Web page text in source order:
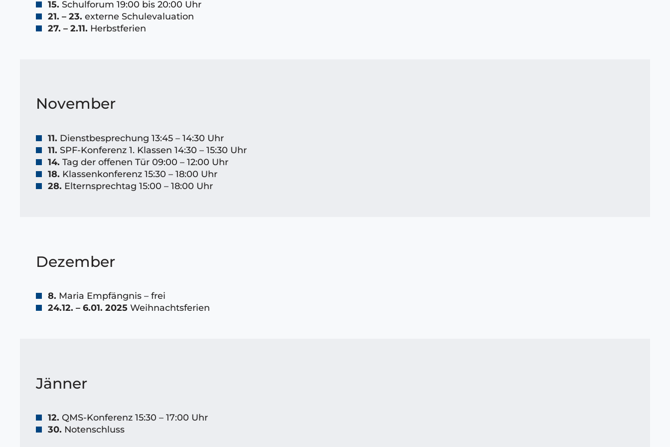
15. Schulforum 19:00 bis 20:00 Uhr
21. – 23. externe Schulevaluation
27. – 2.11. Herbstferien
November
11. Dienstbesprechung 13:45 – 14:30 Uhr
11. SPF-Konferenz 1. Klassen 14:30 – 15:30 Uhr
14. Tag der offenen Tür 09:00 – 12:00 Uhr
18. Klassenkonferenz 15:30 – 18:00 Uhr
28. Elternsprechtag 15:00 – 18:00 Uhr
Dezember
8. Maria Empfängnis – frei
24.12. – 6.01. 2025 Weihnachtsferien
Jänner
12. QMS-Konferenz 15:30 – 17:00 Uhr
30. Notenschluss